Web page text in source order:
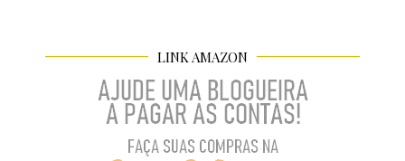
LINK AMAZON